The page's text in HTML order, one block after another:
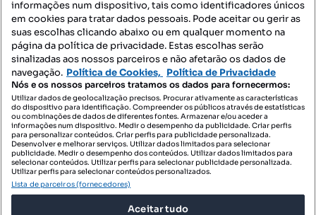
Mapa do Site
Contacte-nos
SIGA-NOS:
DESCARREGAR NA:
informações num dispositivo, tais como identificadores únicos
em cookies para tratar dados pessoais. Pode aceitar ou gerir as
suas escolhas clicando abaixo ou em qualquer momento na
página da política de privacidade. Estas escolhas serão
sinalizadas aos nossos parceiros e não afetarão os dados de
navegação. Política de Cookies, Política de Privacidade
Nós e os nossos parceiros tratamos os dados para fornecermos:
Utilizar dados de geolocalização precisos. Procurar ativamente as características
do dispositivo para identificação. Compreender os públicos através de estatísticas
ou combinações de dados de diferentes fontes. Armazenar e/ou aceder a
informações num dispositivo. Medir o desempenho da publicidade. Criar perfis
para personalizar conteúdos. Criar perfis para publicidade personalizada.
Desenvolver e melhorar serviços. Utilizar dados limitados para selecionar
publicidade. Medir o desempenho dos conteúdos. Utilizar dados limitados para
selecionar conteúdos. Utilizar perfis para selecionar publicidade personalizada.
Utilizar perfis para selecionar conteúdos personalizados.
Lista de parceiros (fornecedores)
Aceitar tudo